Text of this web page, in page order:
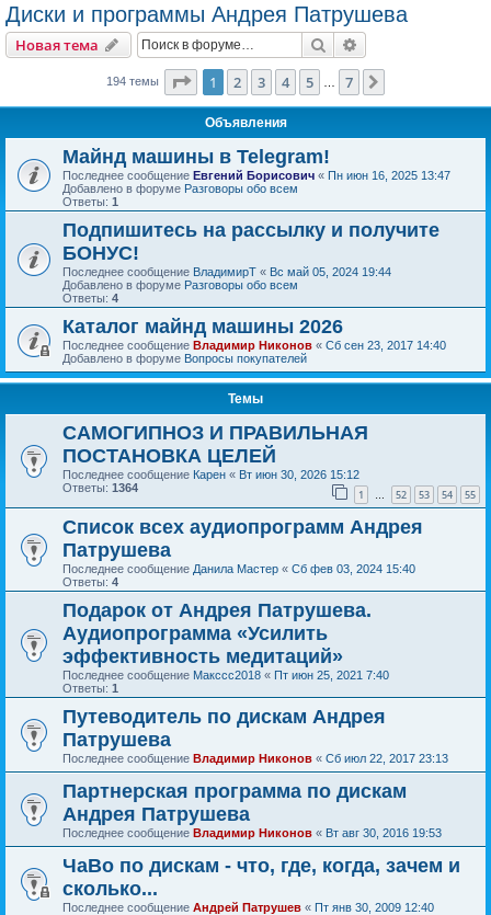
Диски и программы Андрея Патрушева
Новая тема Поиск
194 темы Страница из
1 2 3 4 5 7
Объявления
Майнд машины в Telegram!
Последнее сообщение Евгений Борисович « Пн июн 16, 2025 13:47
Добавлено в форуме Разговоры обо всем
Ответы: 1
Подпишитесь на рассылку и получите
БОНУС!
Последнее сообщение ВладимирТ « Вс май 05, 2024 19:44
Добавлено в форуме Разговоры обо всем
Ответы: 4
Каталог майнд машины 2026
Последнее сообщение Владимир Никонов « Сб сен 23, 2017 14:40
Добавлено в форуме Вопросы покупателей
Темы
САМОГИПНОЗ И ПРАВИЛЬНАЯ
ПОСТАНОВКА ЦЕЛЕЙ
Последнее сообщение Карен « Вт июн 30, 2026 15:12
Ответы: 1364 1 … 52 53 54 55
Список всех аудиопрограмм Андрея
Патрушева
Последнее сообщение Данила Мастер « Сб фев 03, 2024 15:40
Ответы: 4
Подарок от Андрея Патрушева.
Аудиопрограмма «Усилить
эффективность медитаций»
Последнее сообщение Макссс2018 « Пт июн 25, 2021 7:40
Ответы: 1
Путеводитель по дискам Андрея
Патрушева
Последнее сообщение Владимир Никонов « Сб июл 22, 2017 23:13
Партнерская программа по дискам
Андрея Патрушева
Последнее сообщение Владимир Никонов « Вт авг 30, 2016 19:53
ЧаВо по дискам - что, где, когда, зачем и
сколько...
Последнее сообщение Андрей Патрушев « Пт янв 30, 2009 12:40